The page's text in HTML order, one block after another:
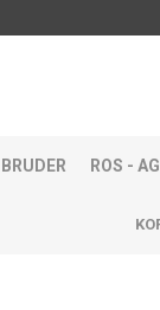
BRUDER ROS -